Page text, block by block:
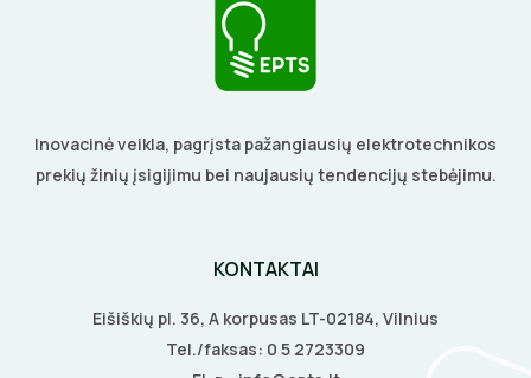
Inovacinė veikla, pagrįsta pažangiausių elektrotechnikos
prekių žinių įsigijimu bei naujausių tendencijų stebėjimu.
KONTAKTAI
Eišiškių pl. 36, A korpusas LT-02184, Vilnius
Tel./faksas: 0 5 2723309